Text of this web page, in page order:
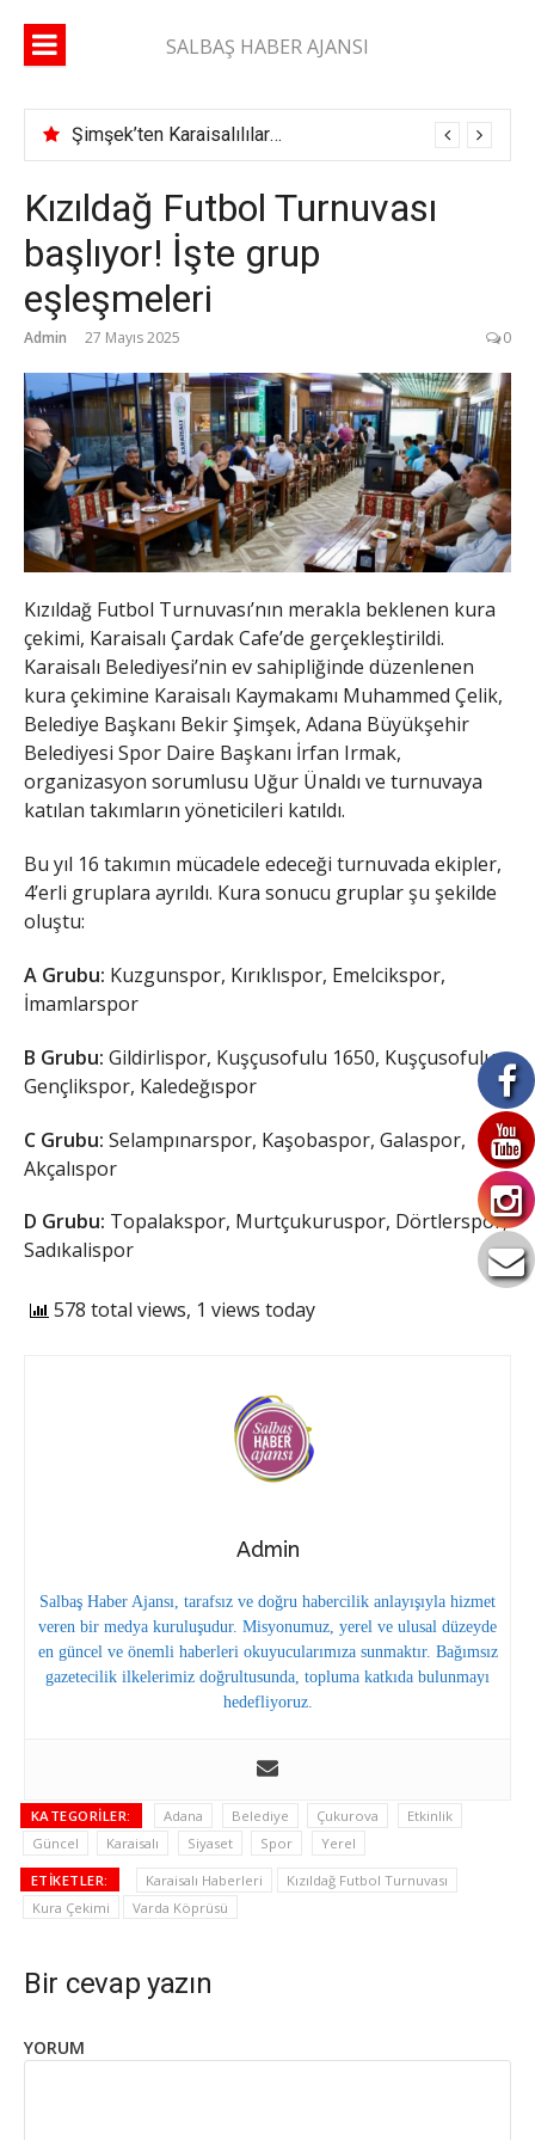
SALBAŞ HABER AJANSI
Şimşek’ten Karaisalılılara çağrı: “Yüzde 10’unuz gelse daha çok çok hizmet alırız”
Kızıldağ Futbol Turnuvası
başlıyor! İşte grup
eşleşmeleri
Admin 27 Mayıs 2025 0
Kızıldağ Futbol Turnuvası’nın merakla beklenen kura
çekimi, Karaisalı Çardak Cafe’de gerçekleştirildi.
Karaisalı Belediyesi’nin ev sahipliğinde düzenlenen
kura çekimine Karaisalı Kaymakamı Muhammed Çelik,
Belediye Başkanı Bekir Şimşek, Adana Büyükşehir
Belediyesi Spor Daire Başkanı İrfan Irmak,
organizasyon sorumlusu Uğur Ünaldı ve turnuvaya
katılan takımların yöneticileri katıldı.
Bu yıl 16 takımın mücadele edeceği turnuvada ekipler,
4’erli gruplara ayrıldı. Kura sonucu gruplar şu şekilde
oluştu:
A Grubu: Kuzgunspor, Kırıklıspor, Emelcikspor,
İmamlarspor
B Grubu: Gildirlispor, Kuşçusofulu 1650, Kuşçusofulu
Gençlikspor, Kaledeğıspor
C Grubu: Selampınarspor, Kaşobaspor, Galaspor,
Akçalıspor
D Grubu: Topalakspor, Murtçukuruspor, Dörtlerspor,
Sadıkalispor
578 total views, 1 views today
Admin
Salbaş Haber Ajansı, tarafsız ve doğru habercilik anlayışıyla hizmet
veren bir medya kuruluşudur. Misyonumuz, yerel ve ulusal düzeyde
en güncel ve önemli haberleri okuyucularımıza sunmaktır. Bağımsız
gazetecilik ilkelerimiz doğrultusunda, topluma katkıda bulunmayı
hedefliyoruz.
KATEGORILER: Adana Belediye Çukurova
Etkinlik
Güncel
Karaisalı Siyaset Spor Yerel
ETIKETLER: Karaisalı Haberleri
Kızıldağ Futbol Turnuvası
Kura Çekimi
Varda Köprüsü
Bir cevap yazın
YORUM